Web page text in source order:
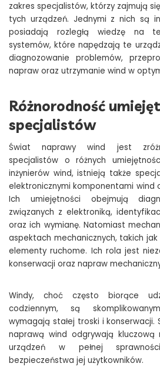
zakres specjalistów, którzy zajmują
tych urządzeń. Jednymi z nich są
posiadają rozległą wiedzę na
systemów, które napędzają te
diagnozowanie problemów,
napraw oraz utrzymanie wind w
Różnorodność
specjalistów
Świat naprawy wind jest
specjalistów o różnych
inżynierów wind, istnieją także
elektronicznymi komponentami wind
Ich umiejętności obejmują
związanych z elektroniką,
oraz ich wymianę. Natomiast
aspektach mechanicznych, takich jak
elementy ruchome. Ich rola jest
konserwacji oraz napraw
Windy, choć często biorące
codziennym, są
wymagają stałej troski i konserwacji.
naprawą wind odgrywają
urządzeń w pełnej
bezpieczeństwa jej użytkowników.